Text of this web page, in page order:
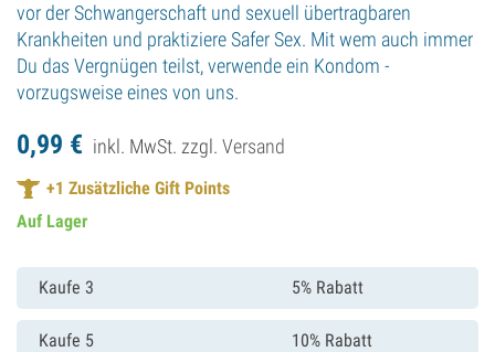
vor der Schwangerschaft und sexuell übertragbaren
Krankheiten und praktiziere Safer Sex. Mit wem auch immer
Du das Vergnügen teilst, verwende ein Kondom -
vorzugsweise eines von uns.
0,99 € inkl. MwSt. zzgl. Versand
+1 Zusätzliche Gift Points
Auf Lager
Kaufe 3 5% Rabatt
Kaufe 5 10% Rabatt